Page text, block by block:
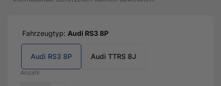
Fahrzeugtyp: Audi RS3 8P
Audi RS3 8P Audi TTRS 8J
Anzahl